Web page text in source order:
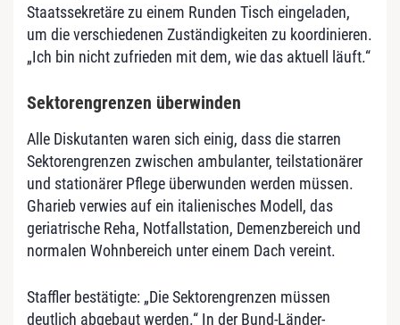
Staatssekretäre zu einem Runden Tisch eingeladen,
um die verschiedenen Zuständigkeiten zu koordinieren.
„Ich bin nicht zufrieden mit dem, wie das aktuell läuft.“
Sektorengrenzen überwinden
Alle Diskutanten waren sich einig, dass die starren
Sektorengrenzen zwischen ambulanter, teilstationärer
und stationärer Pflege überwunden werden müssen.
Gharieb verwies auf ein italienisches Modell, das
geriatrische Reha, Notfallstation, Demenzbereich und
normalen Wohnbereich unter einem Dach vereint.
Staffler bestätigte: „Die Sektorengrenzen müssen
deutlich abgebaut werden.“ In der Bund-Länder-